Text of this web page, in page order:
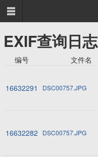

EXIF查询日志
编号 文件名
16632291 DSC00757.JPG
16632282 DSC00757.JPG